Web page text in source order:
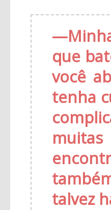
—
que
você
tenha
talvez